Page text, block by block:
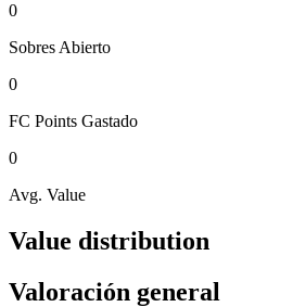
0
Sobres Abierto
0
FC Points Gastado
0
Avg. Value
Value distribution
Valoración general